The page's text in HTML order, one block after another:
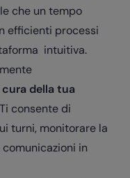
che un tempo
efficienti processi
intuitiva.
della tua
consente di
turni, monitorare la
in